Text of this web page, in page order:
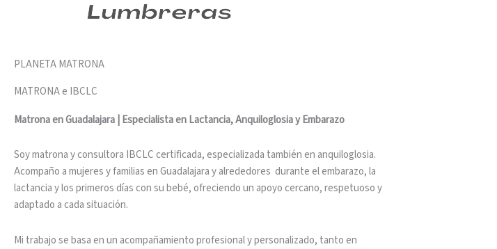
PLANETA MATRONA
MATRONA e IBCLC
Matrona en Guadalajara | Especialista en Lactancia, Anquiloglosia y Embarazo
Soy matrona y consultora IBCLC certificada, especializada también en anquiloglosia.
Acompaño a mujeres y familias en Guadalajara y alrededores durante el embarazo, la
lactancia y los primeros días con su bebé, ofreciendo un apoyo cercano, respetuoso y
adaptado a cada situación.
Mi trabajo se basa en un acompañamiento profesional y personalizado, tanto en